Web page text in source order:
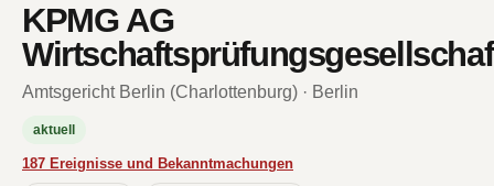
KPMG AG
Amtsgericht Berlin (Charlottenburg) · Berlin
aktuell
187 Ereignisse und Bekanntmachungen